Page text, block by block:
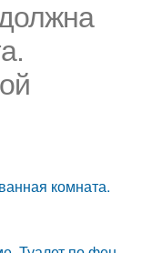
комната.